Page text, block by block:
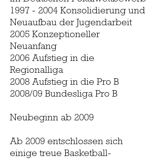
1997 - 2004 Konsolidierung und
Neuaufbau der Jugendarbeit
2005 Konzeptioneller
Neuanfang
2006 Aufstieg in die
Regionalliga
2008 Aufstieg in die Pro B
2008/09 Bundesliga Pro B
Neubeginn ab 2009
Ab 2009 entschlossen sich
einige treue Basketball-